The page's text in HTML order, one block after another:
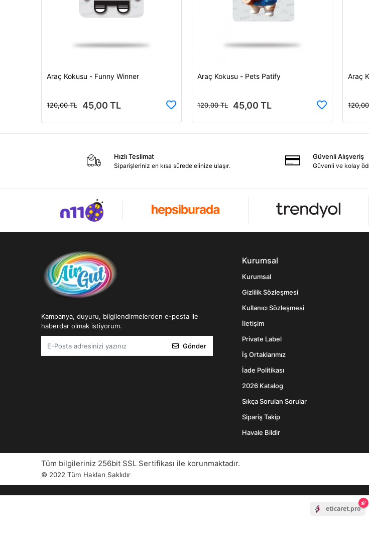
Sepete Ekle
Araç Kokusu - Funny Winner
120,00 TL 45,00 TL
Sepete Ekle
Araç Kokusu - Pets Patify
120,00 TL 45,00 TL
Araç
Hızlı Teslimat
Siparişleriniz en kısa sürede elinize ulaşır.
Güvenli Alışveriş
Güvenli ve kolay
Kampanya, duyuru, bilgilendirmelerden e-posta ile
haberdar olmak istiyorum.
Gönder
Kurumsal
Kurumsal
Gizlilik Sözleşmesi
Kullanıcı Sözleşmesi
İletişim
Private Label
İş Ortaklarımız
İade Politikası
2026 Katalog
Sıkça Sorulan Sorular
Sipariş Takip
Havale Bildir
Tüm bilgileriniz 256bit SSL Sertifikası ile korunmaktadır.
© 2022 Tüm Hakları Saklıdır
eticaret.pro